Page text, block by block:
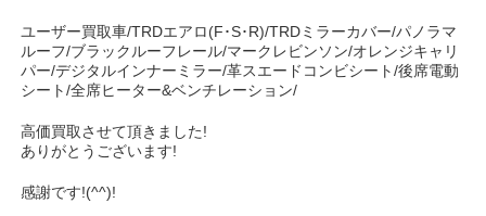
ユーザー買取車/TRDエアロ(F･S･R)/TRDミラーカバー/パノラマ
ルーフ/ブラックルーフレール/マークレビンソン/オレンジキャリ
パー/デジタルインナーミラー/革スエードコンビシート/後席電動
シート/全席ヒーター&ベンチレーション/
高価買取させて頂きました!
ありがとうございます!
感謝です!(^^)!